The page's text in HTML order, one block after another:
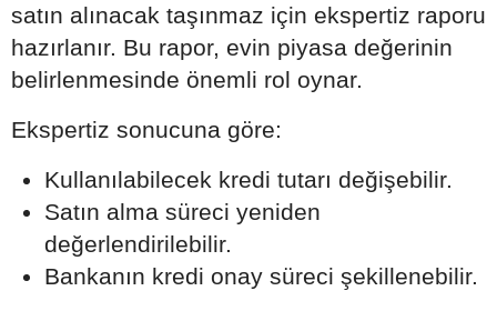
satın alınacak taşınmaz için ekspertiz raporu
hazırlanır. Bu rapor, evin piyasa değerinin
belirlenmesinde önemli rol oynar.
Ekspertiz sonucuna göre:
Kullanılabilecek kredi tutarı değişebilir.
Satın alma süreci yeniden
değerlendirilebilir.
Bankanın kredi onay süreci şekillenebilir.